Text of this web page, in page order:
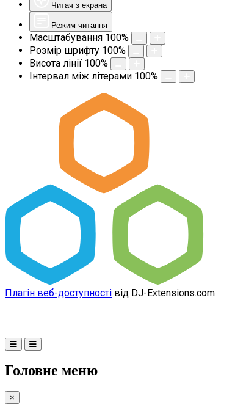
Читач з екрана
Режим читання
Масштабування 100%
Розмір шрифту 100%
Висота лінії 100%
Інтервал між літерами 100%
Плагін веб-доступності від DJ-Extensions.com
Головне меню
×